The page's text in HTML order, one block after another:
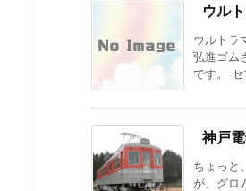
ウル
ウルトラ
弘進ゴム
です。
神戸
ちょっと
が、グロ